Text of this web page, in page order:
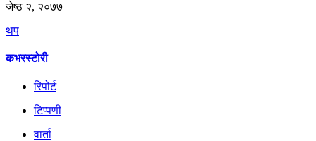
जेष्ठ २, २०७७
थप
कभरस्टोरी
रिपोर्ट
टिप्पणी
वार्ता